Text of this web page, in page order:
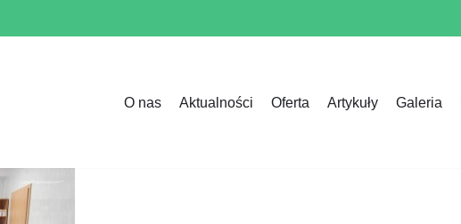
O nas Aktualności Oferta Artykuły Galeria